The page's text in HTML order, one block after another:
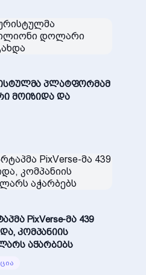
პლატფორმამ
მოიზიდა და
PixVerse-მა 439
კომპანიის
აჭარბებს